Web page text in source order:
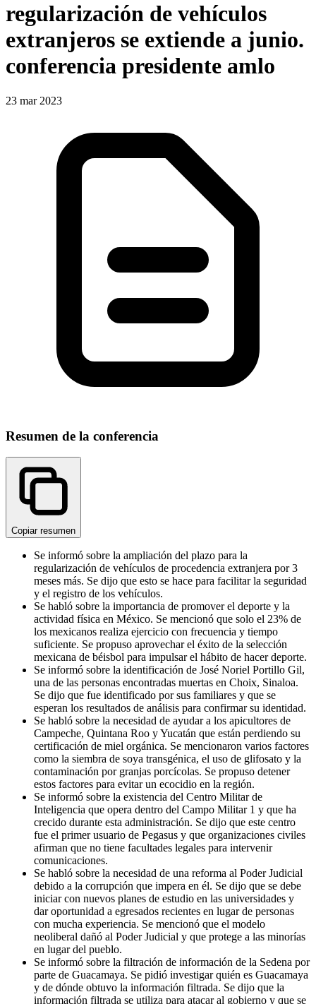
regularización de vehículos
extranjeros se extiende a junio.
conferencia presidente amlo
23 mar 2023
Resumen de la conferencia
Copiar resumen
Se informó sobre la ampliación del plazo para la
regularización de vehículos de procedencia extranjera por 3
meses más. Se dijo que esto se hace para facilitar la seguridad
y el registro de los vehículos.
Se habló sobre la importancia de promover el deporte y la
actividad física en México. Se mencionó que solo el 23% de
los mexicanos realiza ejercicio con frecuencia y tiempo
suficiente. Se propuso aprovechar el éxito de la selección
mexicana de béisbol para impulsar el hábito de hacer deporte.
Se informó sobre la identificación de José Noriel Portillo Gil,
una de las personas encontradas muertas en Choix, Sinaloa.
Se dijo que fue identificado por sus familiares y que se
esperan los resultados de análisis para confirmar su identidad.
Se habló sobre la necesidad de ayudar a los apicultores de
Campeche, Quintana Roo y Yucatán que están perdiendo su
certificación de miel orgánica. Se mencionaron varios factores
como la siembra de soya transgénica, el uso de glifosato y la
contaminación por granjas porcícolas. Se propuso detener
estos factores para evitar un ecocidio en la región.
Se informó sobre la existencia del Centro Militar de
Inteligencia que opera dentro del Campo Militar 1 y que ha
crecido durante esta administración. Se dijo que este centro
fue el primer usuario de Pegasus y que organizaciones civiles
afirman que no tiene facultades legales para intervenir
comunicaciones.
Se habló sobre la necesidad de una reforma al Poder Judicial
debido a la corrupción que impera en él. Se dijo que se debe
iniciar con nuevos planes de estudio en las universidades y
dar oportunidad a egresados recientes en lugar de personas
con mucha experiencia. Se mencionó que el modelo
neoliberal dañó al Poder Judicial y que protege a las minorías
en lugar del pueblo.
Se informó sobre la filtración de información de la Sedena por
parte de Guacamaya. Se pidió investigar quién es Guacamaya
y de dónde obtuvo la información filtrada. Se dijo que la
información filtrada se utiliza para atacar al gobierno y que se